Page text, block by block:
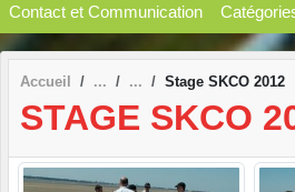
Contact et Communication
Accueil Stage SKCO 2012
STAGE SKCO